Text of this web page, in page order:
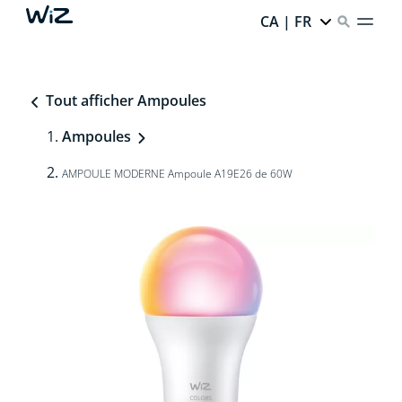
CA | FR
Tout afficher Ampoules
Ampoules
AMPOULE MODERNE Ampoule A19E26 de 60W